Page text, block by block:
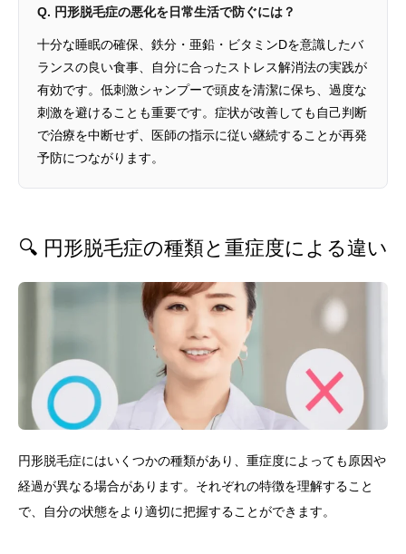
Q. 円形脱毛症の悪化を日常生活で防ぐには？
十分な睡眠の確保、鉄分・亜鉛・ビタミンDを意識したバ
ランスの良い食事、自分に合ったストレス解消法の実践が
有効です。低刺激シャンプーで頭皮を清潔に保ち、過度な
刺激を避けることも重要です。症状が改善しても自己判断
で治療を中断せず、医師の指示に従い継続することが再発
予防につながります。
🔍 円形脱毛症の種類と重症度による違い
円形脱毛症にはいくつかの種類があり、重症度によっても原因や
経過が異なる場合があります。それぞれの特徴を理解すること
で、自分の状態をより適切に把握することができます。